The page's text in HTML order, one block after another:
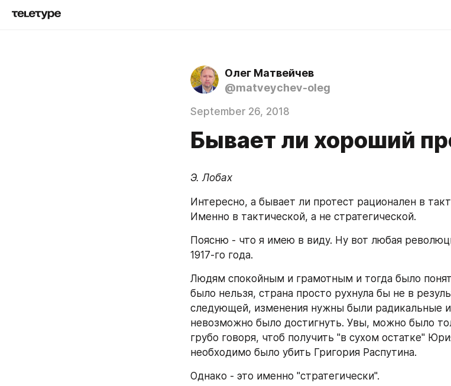
Олег Матвейчев
@matveychev-oleg
September 26, 2018
Бывает ли хороший
Э. Лобах
Интересно, а бывает ли протест рационален в
Именно в тактической, а не стратегической.
Поясню - что я имею в виду. Ну вот любая
1917-го года.
Людям спокойным и грамотным и тогда было
было нельзя, страна просто рухнула бы не в
следующей, изменения нужны были радикальные
невозможно было достигнуть. Увы, можно было
грубо говоря, чтоб получить "в сухом остатке"
необходимо было убить Григория Распутина.
Однако - это именно "стратегически".